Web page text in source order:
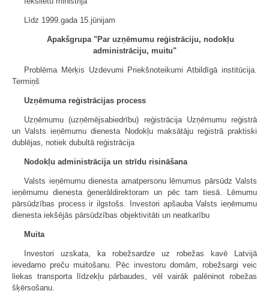
Līdz 1999.gada 15.jūnijam
Apakšgrupa "Par uzņēmumu reģistrāciju, nodokļu
administrāciju, muitu"
Problēma Mērķis Uzdevumi Priekšnoteikumi Atbildīgā institūcija.
Termiņš
Uzņēmuma reģistrācijas process
Uzņēmumu (uzņēmējsabiedrību) reģistrācija Uzņēmumu reģistrā
un Valsts ieņēmumu dienesta Nodokļu maksātāju reģistrā praktiski
dublējas, notiek dubultā reģistrācija
Nodokļu administrācija un strīdu risināšana
Valsts ieņēmumu dienesta amatpersonu lēmumus pārsūdz Valsts
ieņēmumu dienesta ģenerāldirektoram un pēc tam tiesā. Lēmumu
pārsūdzības process ir ilgstošs. Investori apšauba Valsts ieņēmumu
dienesta iekšējās pārsūdzības objektivitāti un neatkarību
Muita
Investori uzskata, ka robežsardze uz robežas kavē Latvijā
ievedamo preču muitošanu. Pēc investoru domām, robežsargi veic
liekas transporta līdzekļu pārbaudes, vēl vairāk palēninot robežas
šķērsošanu.